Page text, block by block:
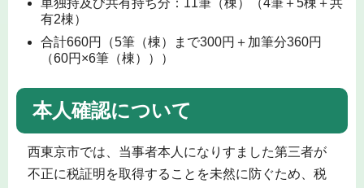
単独持及び共有持ち分：11筆（棟）（4筆＋5棟＋共
有2棟）
合計660円（5筆（棟）まで300円＋加筆分360円
（60円×6筆（棟）））
本人確認について
西東京市では、当事者本人になりすました第三者が
不正に税証明を取得することを未然に防ぐため、税